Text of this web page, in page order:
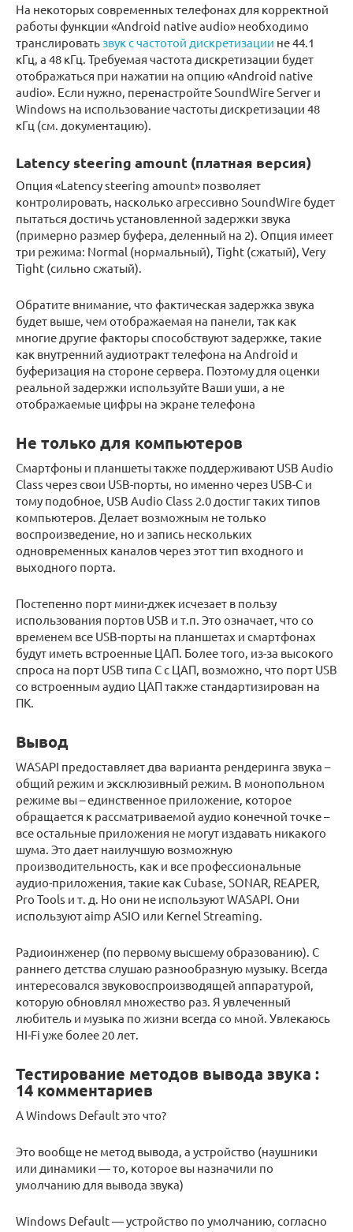
На некоторых современных телефонах для корректной
работы функции «Android native audio» необходимо
транслировать звук с частотой дискретизации не 44.1
кГц, а 48 кГц. Требуемая частота дискретизации будет
отображаться при нажатии на опцию «Android native
audio». Если нужно, перенастройте SoundWire Server и
Windows на использование частоты дискретизации 48
кГц (см. документацию).
Latency steering amount (платная версия)
Опция «Latency steering amount» позволяет
контролировать, насколько агрессивно SoundWire будет
пытаться достичь установленной задержки звука
(примерно размер буфера, деленный на 2). Опция имеет
три режима: Normal (нормальный), Tight (сжатый), Very
Tight (сильно сжатый).
Обратите внимание, что фактическая задержка звука
будет выше, чем отображаемая на панели, так как
многие другие факторы способствуют задержке, такие
как внутренний аудиотракт телефона на Android и
буферизация на стороне сервера. Поэтому для оценки
реальной задержки используйте Ваши уши, а не
отображаемые цифры на экране телефона
Не только для компьютеров
Смартфоны и планшеты также поддерживают USB Audio
Class через свои USB-порты, но именно через USB-C и
тому подобное, USB Audio Class 2.0 достиг таких типов
компьютеров. Делает возможным не только
воспроизведение, но и запись нескольких
одновременных каналов через этот тип входного и
выходного порта.
Постепенно порт мини-джек исчезает в пользу
использования портов USB и т.п. Это означает, что со
временем все USB-порты на планшетах и ​​смартфонах
будут иметь встроенные ЦАП. Более того, из-за высокого
спроса на порт USB типа C с ЦАП, возможно, что порт USB
со встроенным аудио ЦАП также стандартизирован на
ПК.
Вывод
WASAPI предоставляет два варианта рендеринга звука –
общий режим и эксклюзивный режим. В монопольном
режиме вы – единственное приложение, которое
обращается к рассматриваемой аудио конечной точке –
все остальные приложения не могут издавать никакого
шума. Это дает наилучшую возможную
производительность, как и все профессиональные
аудио-приложения, такие как Cubase, SONAR, REAPER,
Pro Tools и т. д. Но они не используют WASAPI. Они
используют aimp ASIO или Kernel Streaming.
Радиоинженер (по первому высшему образованию). С
раннего детства слушаю разнообразную музыку. Всегда
интересовался звуковоспроизводящей аппаратурой,
которую обновлял множество раз. Я увлеченный
любитель и музыка по жизни всегда со мной. Увлекаюсь
HI-Fi уже более 20 лет.
Тестирование методов вывода звука :
14 комментариев
А Windows Default это что?
Это вообще не метод вывода, а устройство (наушники
или динамики — то, которое вы назначили по
умолчанию для вывода звука)
Windows Default — устройство по умолчанию, согласно